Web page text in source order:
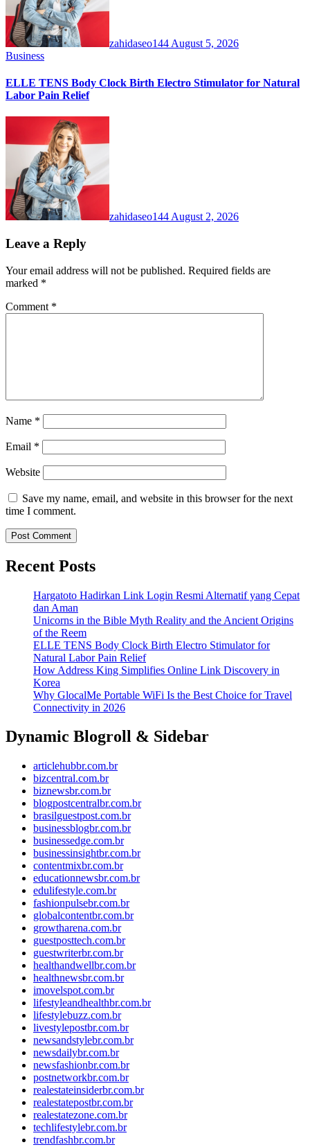
zahidaseo144 August 5, 2026
Business
ELLE TENS Body Clock Birth Electro Stimulator for Natural
Labor Pain Relief
zahidaseo144 August 2, 2026
Leave a Reply
Your email address will not be published. Required fields are
marked *
Comment *
Name *
Email *
Website
Save my name, email, and website in this browser for the next
time I comment.
Recent Posts
Hargatoto Hadirkan Link Login Resmi Alternatif yang Cepat
dan Aman
Unicorns in the Bible Myth Reality and the Ancient Origins
of the Reem
ELLE TENS Body Clock Birth Electro Stimulator for
Natural Labor Pain Relief
How Address King Simplifies Online Link Discovery in
Korea
Why GlocalMe Portable WiFi Is the Best Choice for Travel
Connectivity in 2026
Dynamic Blogroll & Sidebar
articlehubbr.com.br
bizcentral.com.br
biznewsbr.com.br
blogpostcentralbr.com.br
brasilguestpost.com.br
businessblogbr.com.br
businessedge.com.br
businessinsightbr.com.br
contentmixbr.com.br
educationnewsbr.com.br
edulifestyle.com.br
fashionpulsebr.com.br
globalcontentbr.com.br
growtharena.com.br
guestposttech.com.br
guestwriterbr.com.br
healthandwellbr.com.br
healthnewsbr.com.br
imovelspot.com.br
lifestyleandhealthbr.com.br
lifestylebuzz.com.br
livestylepostbr.com.br
newsandstylebr.com.br
newsdailybr.com.br
newsfashionbr.com.br
postnetworkbr.com.br
realestateinsiderbr.com.br
realestatepostbr.com.br
realestatezone.com.br
techlifestylebr.com.br
trendfashbr.com.br